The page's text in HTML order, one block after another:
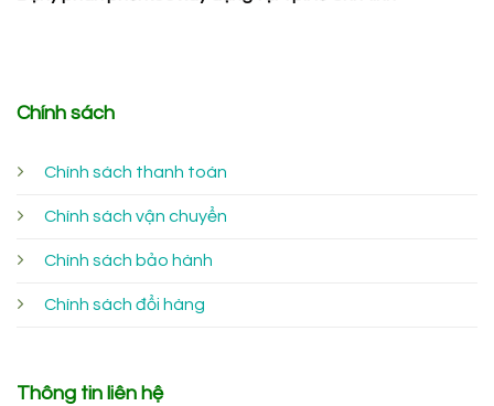
Chính sách
Chính sách thanh toán
Chính sách vận chuyển
Chính sách bảo hành
Chính sách đổi hàng
Thông tin liên hệ